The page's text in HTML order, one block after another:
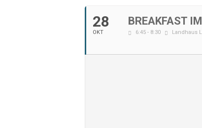
28
OKT
BREAKFAST
6:45 - 8:30 Landhaus